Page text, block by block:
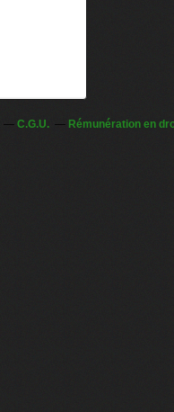
C.G.U. Rémunération en